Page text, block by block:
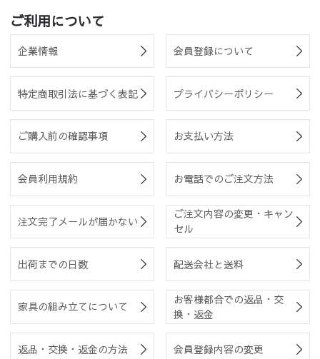
ご利用について
企業情報 会員登録について
特定商取引法に基づく表記 プライバシーポリシー
ご購入前の確認事項 お支払い方法
会員利用規約 お電話でのご注文方法
注文完了メールが届かない
ご注文内容の変更・キャン
セル
出荷までの日数 配送会社と送料
家具の組み立てについて
お客様都合での返品・交
換・返金
返品・交換・返金の方法 会員登録内容の変更